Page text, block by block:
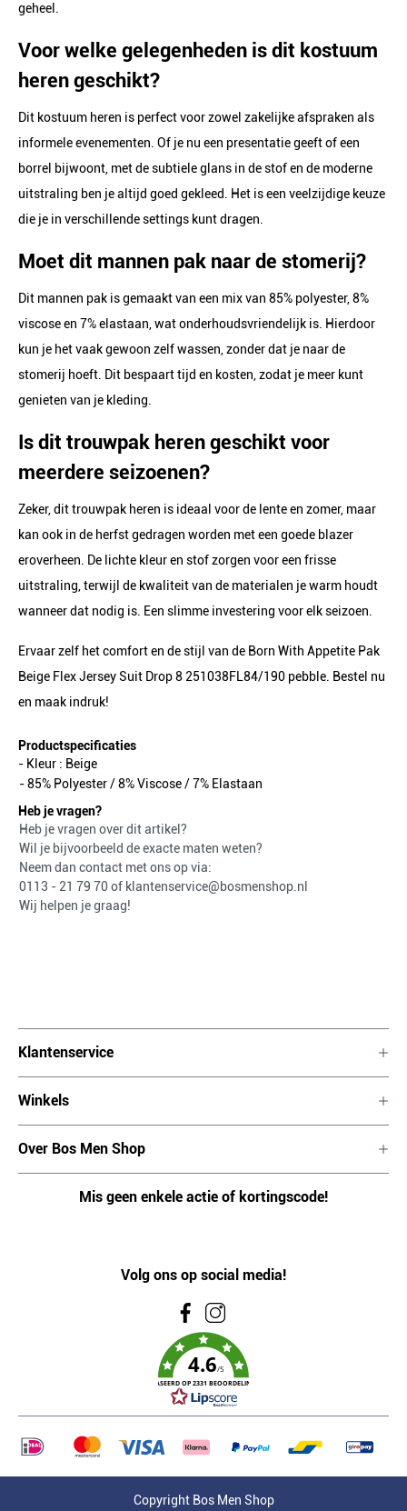
geheel.
Voor welke gelegenheden is dit kostuum
heren geschikt?
Dit kostuum heren is perfect voor zowel zakelijke afspraken als
informele evenementen. Of je nu een presentatie geeft of een
borrel bijwoont, met de subtiele glans in de stof en de moderne
uitstraling ben je altijd goed gekleed. Het is een veelzijdige keuze
die je in verschillende settings kunt dragen.
Moet dit mannen pak naar de stomerij?
Dit mannen pak is gemaakt van een mix van 85% polyester, 8%
viscose en 7% elastaan, wat onderhoudsvriendelijk is. Hierdoor
kun je het vaak gewoon zelf wassen, zonder dat je naar de
stomerij hoeft. Dit bespaart tijd en kosten, zodat je meer kunt
genieten van je kleding.
Is dit trouwpak heren geschikt voor
meerdere seizoenen?
Zeker, dit trouwpak heren is ideaal voor de lente en zomer, maar
kan ook in de herfst gedragen worden met een goede blazer
eroverheen. De lichte kleur en stof zorgen voor een frisse
uitstraling, terwijl de kwaliteit van de materialen je warm houdt
wanneer dat nodig is. Een slimme investering voor elk seizoen.
Ervaar zelf het comfort en de stijl van de Born With Appetite Pak
Beige Flex Jersey Suit Drop 8 251038FL84/190 pebble. Bestel nu
en maak indruk!
Productspecificaties
- Kleur : Beige
- 85% Polyester / 8% Viscose / 7% Elastaan
Heb je vragen?
Heb je vragen over dit artikel?
Wil je bijvoorbeeld de exacte maten weten?
Neem dan contact met ons op via:
0113 - 21 79 70 of klantenservice@bosmenshop.nl
Wij helpen je graag!
Klantenservice
Winkels
Over Bos Men Shop
Mis geen enkele actie of kortingscode!
Volg ons op social media!
4.6/5
GEBASEERD OP 2331 BEOORDELINGEN
Copyright Bos Men Shop